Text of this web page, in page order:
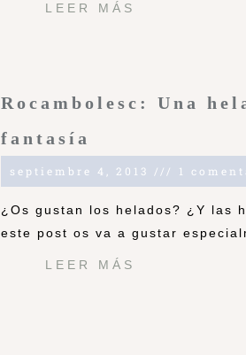
LEER MÁS
Rocambolesc: Una
fantasía
septiembre 4, 2013 1
¿Os gustan los helados? ¿Y las
este post os va a gustar
LEER MÁS